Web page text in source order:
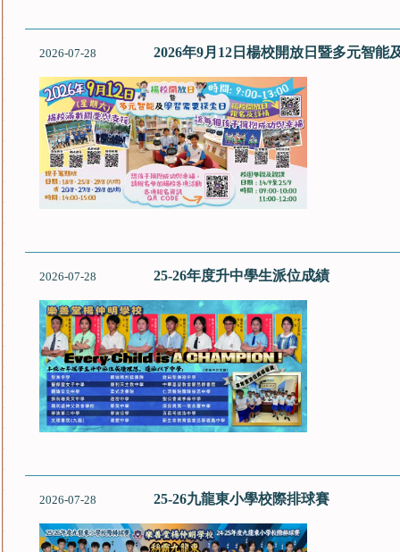
2026-07-28 2026年9月12日楊校開放日暨多元智能
2026-07-28 25-26年度升中學生派位成績
2026-07-28 25-26九龍東小學校際排球賽